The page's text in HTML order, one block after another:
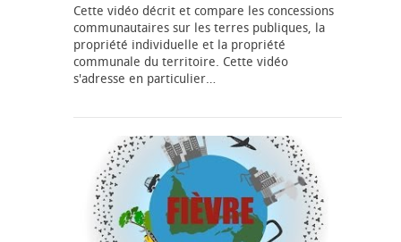
Cette vidéo décrit et compare les concessions
communautaires sur les terres publiques, la
propriété individuelle et la propriété
communale du territoire. Cette vidéo
s'adresse en particulier…